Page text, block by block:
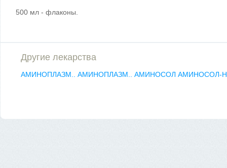
500 мл - флаконы.
Другие лекарства
АМИНОПЛАЗМ.. АМИНОПЛАЗМ.. АМИНОСОЛ АМИНОСОЛ-